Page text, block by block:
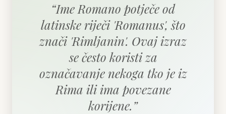
“Ime Romano potječe od
latinske riječi 'Romanus', što
znači 'Rimljanin'. Ovaj izraz
se često koristi za
označavanje nekoga tko je iz
Rima ili ima povezane
korijene.”